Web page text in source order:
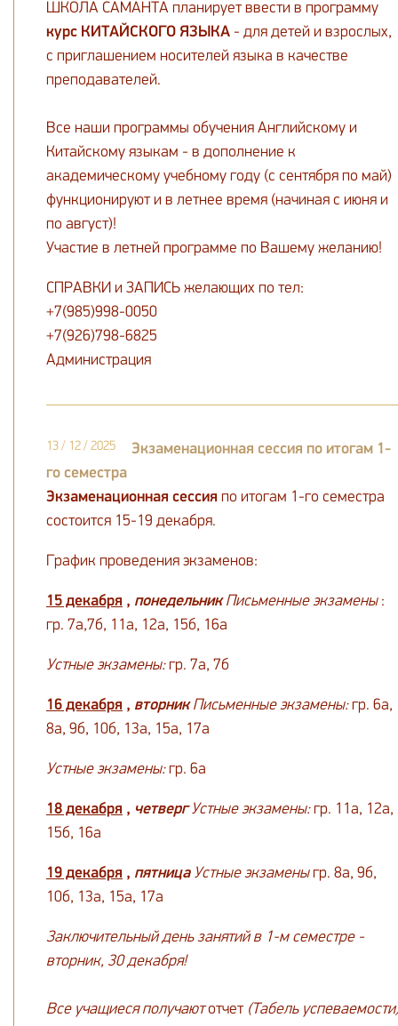
ШКОЛА САМАНТА планирует ввести в программу
курс КИТАЙСКОГО ЯЗЫКА - для детей и взрослых,
с приглашением носителей языка в качестве
преподавателей.
Все наши программы обучения Английскому и
Китайскому языкам - в дополнение к
академическому учебному году (с сентября по май)
функционируют и в летнее время (начиная с июня и
по август)!
Участие в летней программе по Вашему желанию!
СПРАВКИ и ЗАПИСЬ желающих по тел:
+7(985)998-0050
+7(926)798-6825
Администрация
13 / 12 / 2025
Экзаменационная сессия по итогам 1-
го семестра
Экзаменационная сессия по итогам 1-го семестра
состоится 15-19 декабря.
График проведения экзаменов:
15 декабря , понедельникПисьменные экзамены:
гр. 7а,7б, 11а, 12а, 15б, 16а
Устные экзамены:гр. 7а, 7б
16 декабря , вторникПисьменные экзамены:гр. 6а,
8а, 9б, 10б, 13а, 15а, 17а
Устные экзамены:гр. 6а
18 декабря , четверг Устныеэкзамены:гр. 11а, 12а,
15б, 16а
19 декабря , пятница Устные экзаменыгр. 8а, 9б,
10б, 13а, 15а, 17а
Заключительный день занятий в 1-м семестре -
вторник, 30 декабря!
Все учащиеся получаютотчет(Табель